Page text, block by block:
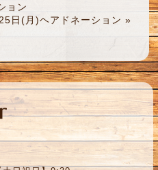
ョン
日(月)ヘアドネーション »